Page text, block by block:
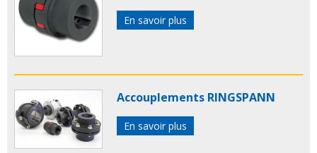
En savoir plus
Accouplements RINGSPANN
En savoir plus